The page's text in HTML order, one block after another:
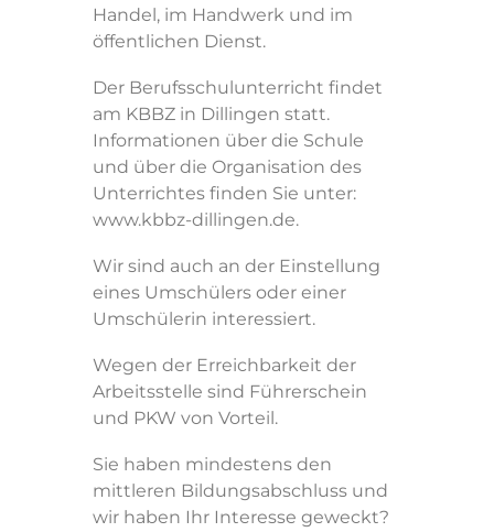
Handel, im Handwerk und im
öffentlichen Dienst.
Der Berufsschulunterricht findet
am KBBZ in Dillingen statt.
Informationen über die Schule
und über die Organisation des
Unterrichtes finden Sie unter:
www.kbbz-dillingen.de.
Wir sind auch an der Einstellung
eines Umschülers oder einer
Umschülerin interessiert.
Wegen der Erreichbarkeit der
Arbeitsstelle sind Führerschein
und PKW von Vorteil.
Sie haben mindestens den
mittleren Bildungsabschluss und
wir haben Ihr Interesse geweckt?